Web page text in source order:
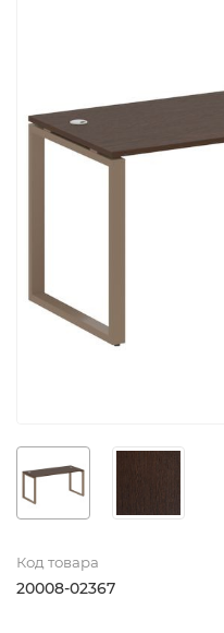
Код товара
20008-02367